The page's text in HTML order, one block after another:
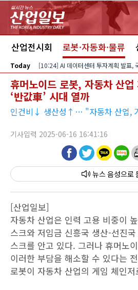
본문 바로가기
산업전시회 로봇·자동화·물류
Today [10:24] AI 데이터센터 투자계획 발표,
휴머노이드 로봇, 자동차 산
‘반값車’ 시대 열까
인건비↓ 생산성↑… "자동차 산업,
기사입력 2025-06-16 16:41:16
뉴스 음성
[산업일보]
자동차 산업은 인력 고용 비중이
스크와 저임금 신흥국 생산-선진
스크를 안고 있다. 그러나 휴머노
이러한 부담을 해소할 수 있다는
로봇이 자동차 산업의 게임 체인